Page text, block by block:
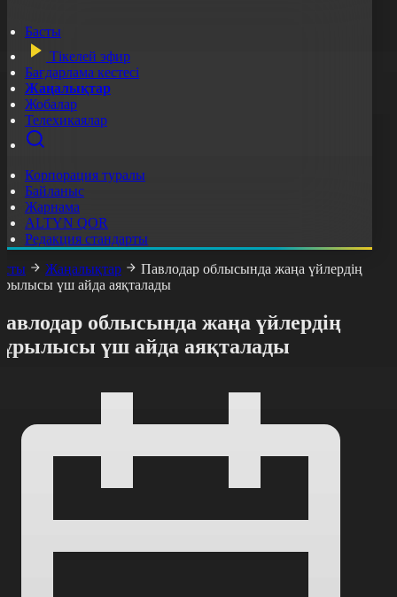
Басты
Тікелей эфир
Бағдарлама кестесі
Жаңалықтар
Жобалар
Телехикаялар
Корпорация туралы
Байланыс
Жарнама
ALTYN QOR
Редакция стандарты
Жаңалықтар
Павлодар облысында жаңа үйлердің
үш айда аяқталады
облысында жаңа үйлердің
үш айда аяқталады